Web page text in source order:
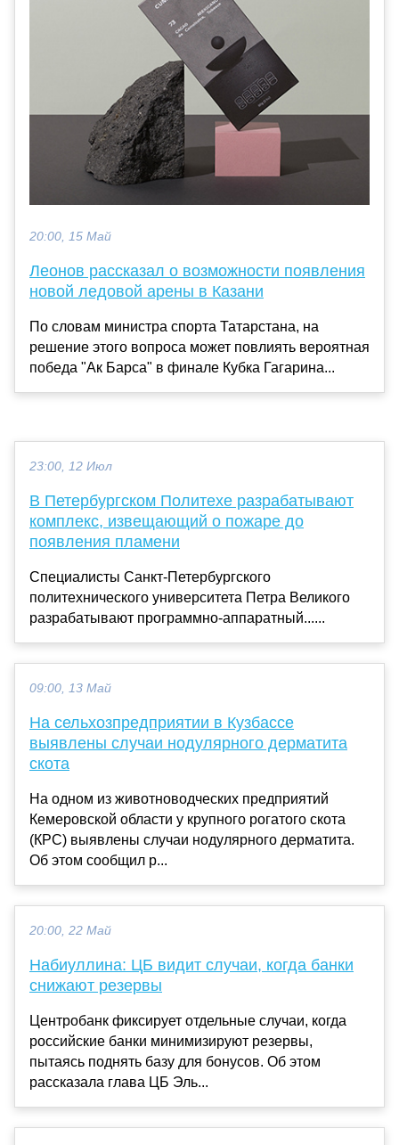
20:00, 15 Май
Леонов рассказал о возможности появления
новой ледовой арены в Казани
По словам министра спорта Татарстана, на
решение этого вопроса может повлиять вероятная
победа "Ак Барса" в финале Кубка Гагарина...
23:00, 12 Июл
В Петербургском Политехе разрабатывают
комплекс, извещающий о пожаре до
появления пламени
Специалисты Санкт-Петербургского
политехнического университета Петра Великого
разрабатывают программно-аппаратный......
09:00, 13 Май
На сельхозпредприятии в Кузбассе
выявлены случаи нодулярного дерматита
скота
На одном из животноводческих предприятий
Кемеровской области у крупного рогатого скота
(КРС) выявлены случаи нодулярного дерматита.
Об этом сообщил р...
20:00, 22 Май
Набиуллина: ЦБ видит случаи, когда банки
снижают резервы
Центробанк фиксирует отдельные случаи, когда
российские банки минимизируют резервы,
пытаясь поднять базу для бонусов. Об этом
рассказала глава ЦБ Эль...